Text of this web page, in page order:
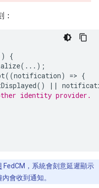
{
(...);
((notification) => {
() ||
identity provider.
FedCM，系統會刻意延遲顯示
會收到通知。